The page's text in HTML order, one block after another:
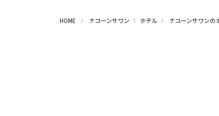
HOME ナコーンサワン ホテル ナコーンサワンの